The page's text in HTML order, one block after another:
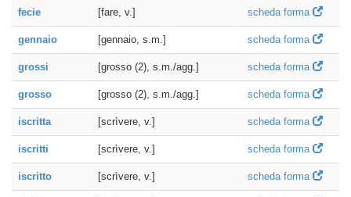
fecie [fare, v.] scheda forma
gennaio [gennaio, s.m.] scheda forma
grossi [grosso (2), s.m./agg.] scheda forma
grosso [grosso (2), s.m./agg.] scheda forma
iscritta [scrìvere, v.] scheda forma
iscritti [scrìvere, v.] scheda forma
iscritto [scrìvere, v.] scheda forma